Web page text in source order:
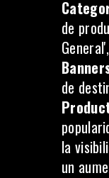
de
de
la
un